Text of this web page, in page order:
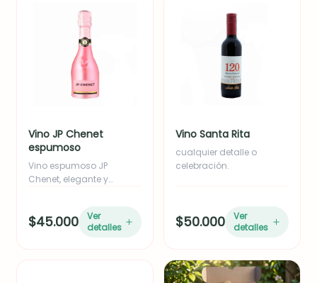
Vino JP Chenet
espumoso
Vino espumoso JP
Chenet, elegante y
cualquier detalle o
celebración especial.
$45.000
Ver
detalles
Vino Santa Rita
cualquier detalle o
celebración.
$50.000
Ver
detalles